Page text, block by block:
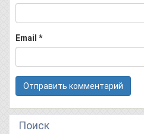
Email *
Поиск